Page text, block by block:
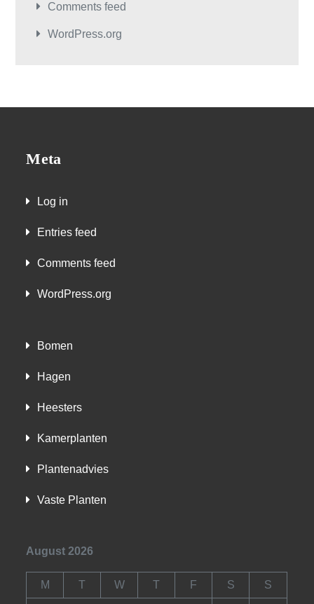
Comments feed
WordPress.org
Meta
Log in
Entries feed
Comments feed
WordPress.org
Bomen
Hagen
Heesters
Kamerplanten
Plantenadvies
Vaste Planten
August 2026
M W F S S